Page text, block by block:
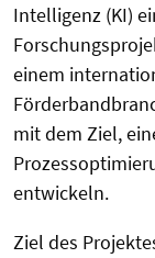
Intelligenz (KI)
einem
mit dem Ziel,
entwickeln.
Ziel des